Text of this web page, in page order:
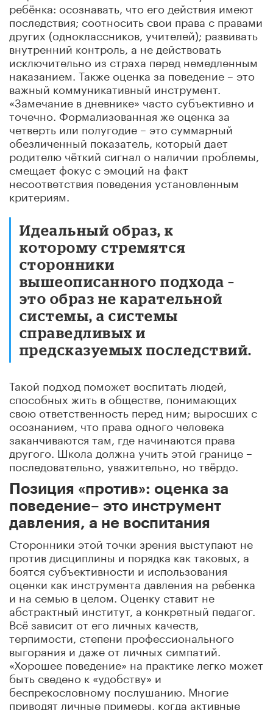
ребёнка: осознавать, что его действия имеют
последствия; соотносить свои права с правами
других (одноклассников, учителей); развивать
внутренний контроль, а не действовать
исключительно из страха перед немедленным
наказанием. Также оценка за поведение – это
важный коммуникативный инструмент.
«Замечание в дневнике» часто субъективно и
точечно. Формализованная же оценка за
четверть или полугодие – это суммарный
обезличенный показатель, который дает
родителю чёткий сигнал о наличии проблемы,
смещает фокус с эмоций на факт
несоответствия поведения установленным
критериям.
Идеальный образ, к
которому стремятся
сторонники
вышеописанного подхода –
это образ не карательной
системы, а системы
справедливых и
предсказуемых последствий.
Такой подход поможет воспитать людей,
способных жить в обществе, понимающих
свою ответственность перед ним; выросших с
осознанием, что права одного человека
заканчиваются там, где начинаются права
другого. Школа должна учить этой границе –
последовательно, уважительно, но твёрдо.
Позиция «против»: оценка за
поведение– это инструмент
давления, а не воспитания
Сторонники этой точки зрения выступают не
против дисциплины и порядка как таковых, а
боятся субъективности и использования
оценки как инструмента давления на ребенка
и на семью в целом. Оценку ставит не
абстрактный институт, а конкретный педагог.
Всё зависит от его личных качеств,
терпимости, степени профессионального
выгорания и даже от личных симпатий.
«Хорошее поведение» на практике легко может
быть сведено к «удобству» и
беспрекословному послушанию. Многие
приводят личные примеры, когда активные